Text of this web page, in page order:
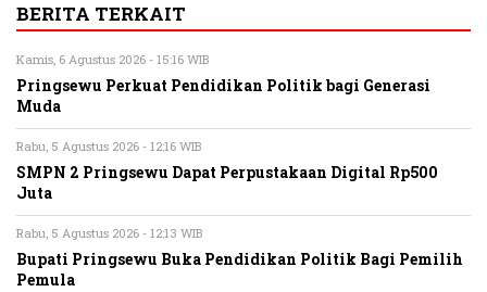
BERITA TERKAIT
Kamis, 6 Agustus 2026 - 15:16 WIB
Pringsewu Perkuat Pendidikan Politik bagi Generasi
Muda
Rabu, 5 Agustus 2026 - 12:16 WIB
SMPN 2 Pringsewu Dapat Perpustakaan Digital Rp500
Juta
Rabu, 5 Agustus 2026 - 12:13 WIB
Bupati Pringsewu Buka Pendidikan Politik Bagi Pemilih
Pemula